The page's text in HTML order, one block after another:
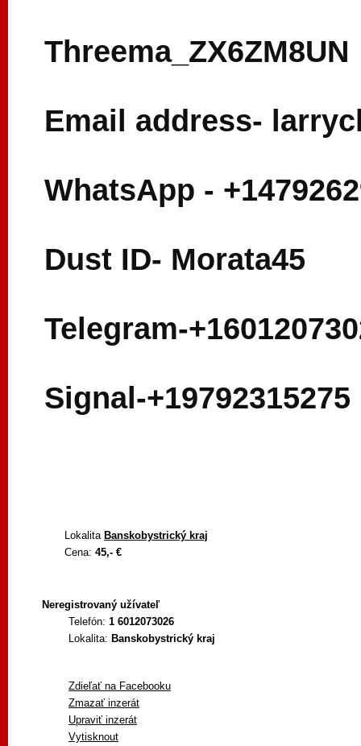
Threema_ZX6ZM8UN
Email address-
WhatsApp -
Dust ID- Morata45
Telegram-
Signal-+19792315275
Lokalita Banskobystrický kraj
Cena: 45,- €
Neregistrovaný užívateľ
Telefón: 1 6012073026
Lokalita: Banskobystrický kraj
Zdieľať na Facebooku
Zmazať inzerát
Upraviť inzerát
Vytisknout